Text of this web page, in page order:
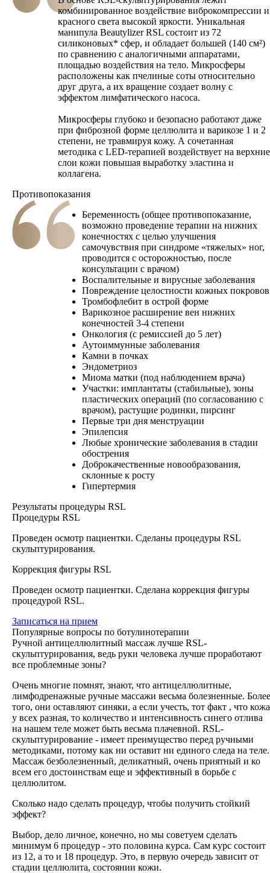
комбинированное воздействие виброкомпрессии и
красного света высокой яркости. Уникальная
манипула Beautylizer RSL состоит из 72
силиконовых* сфер, и обладает большей (140 см²)
по сравнению с аналогичными аппаратами,
площадью воздействия на тело. Микросферы
расположены как пчелиные соты относительно
друг друга, а их вращение создает волну с
эффектом лимфатического насоса.
Микросферы глубоко и безопасно работают даже
при фиброзной форме целлюлита и варикозе 1 и 2
степени, не травмируя кожу. А сочетанная
методика с LED-терапией воздействует на верхние
слои кожи повышая выработку эластина и
коллагена.
Противопоказания
Беременность (общее противопоказание,
возможно проведение терапии на нижних
конечностях с целью улучшения
самочувствия при синдроме «тяжелых» ног,
проводится с осторожностью, после
консультации с врачом)
Воспалительные и вирусные заболевания
Повреждение целостности кожных покровов
Тромбофлебит в острой форме
Варикозное расширение вен нижних
конечностей 3-4 степени
Онкология (с ремиссией до 5 лет)
Аутоиммунные заболевания
Камни в почках
Эндометриоз
Миома матки (под наблюдением врача)
Участки: имплантаты (стабильные), зоны
пластических операций (по согласованию с
врачом), растущие родинки, пирсинг
Первые три дня менструации
Эпилепсия
Любые хронические заболевания в стадии
обострения
Доброкачественные новообразования,
склонные к росту
Гипертермия
Результаты процедуры RSL
Процедуры RSL
Проведен осмотр пациентки. Сделаны процедуры RSL
скульптурирования.
Коррекция фигуры RSL
Проведен осмотр пациентки. Сделана коррекция фигуры
процедурой RSL.
Записаться на прием
Популярные вопросы по ботулинотерапии
Ручной антицеллюлитный массаж лучше RSL-
скульптурирования, ведь руки человека лучше проработают
все проблемные зоны?
Очень многие помнят, знают, что антицеллюлитные,
лимфодренажные ручные массажи весьма болезненные. Более
того, они оставляют синяки, а если учесть, тот факт , что кожа
у всех разная, то количество и интенсивность синего отлива
на нашем теле может быть весьма плачевной. RSL-
скульптурирование - имеет преимущество перед ручными
методиками, потому как ни оставит ни единого следа на теле.
Массаж безболезненный, деликатный, очень приятный и ко
всем его достоинствам еще и эффективный в борьбе с
целлюлитом.
Сколько надо сделать процедур, чтобы получить стойкий
эффект?
Выбор, дело личное, конечно, но мы советуем сделать
минимум 6 процедур - это половина курса. Сам курс состоит
из 12, а то и 18 процедур. Это, в первую очередь зависит от
стадии целлюлита, состоянии кожи.